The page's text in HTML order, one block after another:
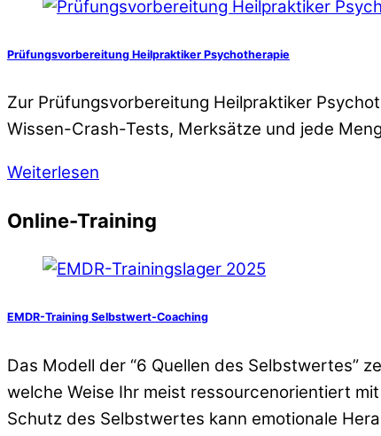
Prüfungsvorbereitung Heilpraktiker Psychotherapie
Zur Prüfungsvorbereitung Heilpraktiker
Wissen-Crash-Tests, Merksätze und jede
Weiterlesen
Online-Training
EMDR-Training Selbstwert-Coaching
Das Modell der “6 Quellen des Selbstwertes”
welche Weise Ihr meist ressourcenorientiert
Schutz des Selbstwertes kann emotionale